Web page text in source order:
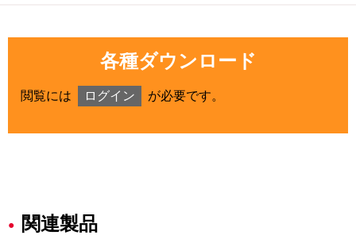
各種ダウンロード
閲覧には ログイン が必要です。
関連製品